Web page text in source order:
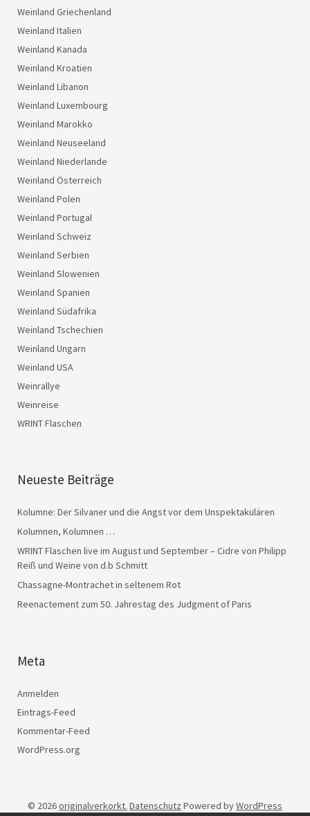
Weinland Griechenland
Weinland Italien
Weinland Kanada
Weinland Kroatien
Weinland Libanon
Weinland Luxembourg
Weinland Marokko
Weinland Neuseeland
Weinland Niederlande
Weinland Österreich
Weinland Polen
Weinland Portugal
Weinland Schweiz
Weinland Serbien
Weinland Slowenien
Weinland Spanien
Weinland Südafrika
Weinland Tschechien
Weinland Ungarn
Weinland USA
Weinrallye
Weinreise
WRINT Flaschen
Neueste Beiträge
Kolumne: Der Silvaner und die Angst vor dem Unspektakulären
Kolumnen, Kolumnen …
WRINT Flaschen live im August und September – Cidre von Philipp
Reiß und Weine von d.b Schmitt
Chassagne-Montrachet in seltenem Rot
Reenactement zum 50. Jahrestag des Judgment of Paris
Meta
Anmelden
Eintrags-Feed
Kommentar-Feed
WordPress.org
© 2026originalverkorkt. Datenschutz Powered byWordPress